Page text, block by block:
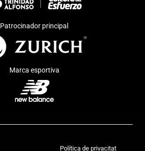
Patrocinador principal
Marca esportiva
Política de privacitat